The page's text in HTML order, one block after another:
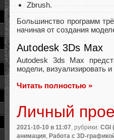
Zbrush.
Большинство программ
начиная от создания
Autodesk 3Ds Max
Autodesk 3ds Max
модели, визуализировать
Читать полностью »
Личный
2021-10-10 в 11:07 , рубрики: CGI
анимация Работа с 3D-